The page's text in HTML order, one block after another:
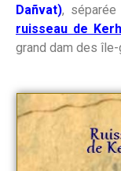
Dañvat), séparée
ruisseau de
grand dam des île-